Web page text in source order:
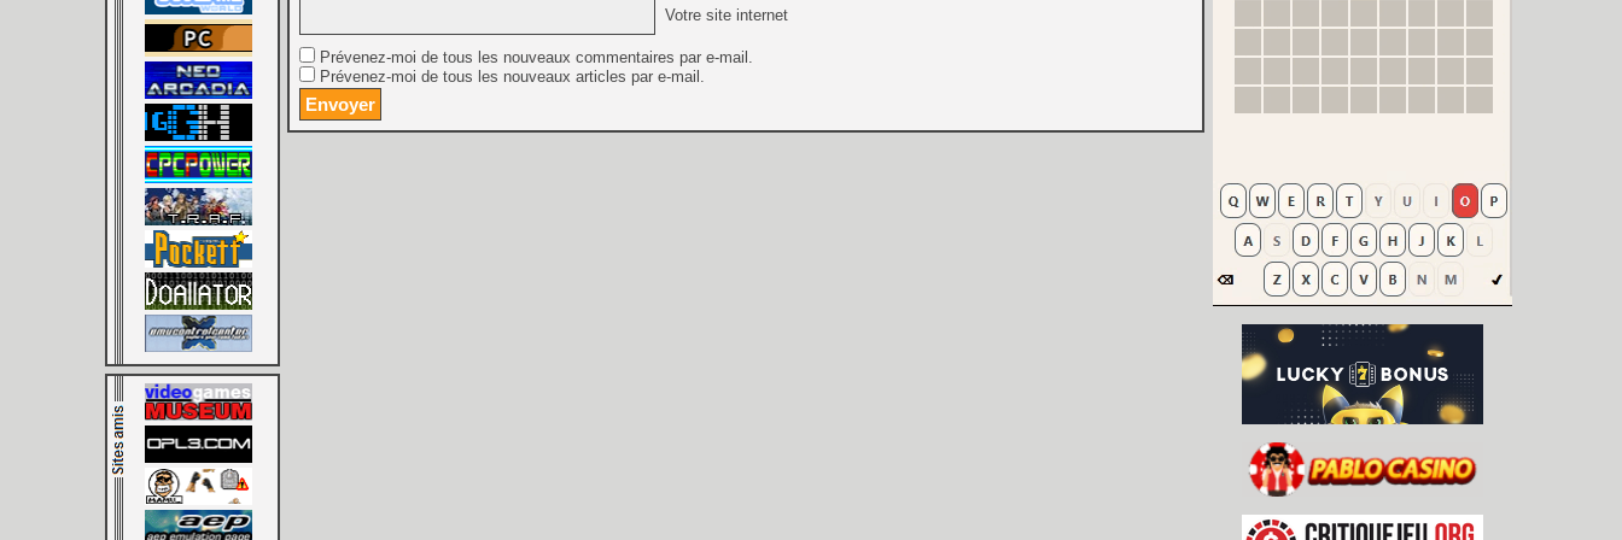
Votre site internet
Prévenez-moi de tous les nouveaux commentaires par e-mail.
Prévenez-moi de tous les nouveaux articles par e-mail.